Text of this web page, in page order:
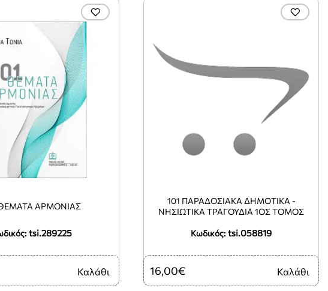
tsi.289225
ΑΡΜΟΝΙΑΣ
Καλάθι
Κωδικός: tsi.058819
101 ΠΑΡΑΔΟΣΙΑΚΑ ΔΗΜΟΤΙΚΑ -
ΝΗΣΙΩΤΙΚΑ ΤΡΑΓΟΥΔΙΑ 1ΟΣ ΤΟΜΟΣ
16,00€ Καλάθι